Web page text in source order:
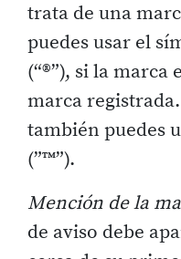
trata de una
puedes usar el
(“®”), si la marca
marca
también puedes
(”™”).
Mención de la
de aviso debe